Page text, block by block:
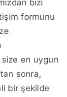
bizi
formunu
en uygun
sonra,
bir şekilde